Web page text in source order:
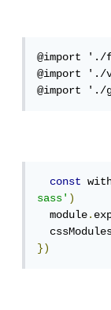
@import
@import
@import
const
sass')
  module
.
})